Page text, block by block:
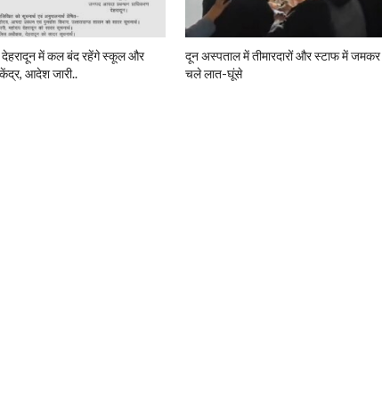
देहरादून में कल बंद रहेंगे स्कूल और
आदेश जारी..
दून अस्पताल में तीमारदारों और स्टाफ में जमकर
चले लात-घूंसे